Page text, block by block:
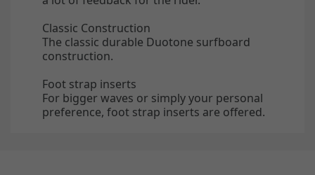
Classic Construction
The classic durable Duotone surfboard
construction.
Foot strap inserts
For bigger waves or simply your personal
preference, foot strap inserts are offered.